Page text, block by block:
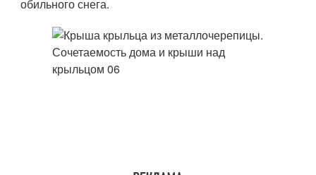
обильного снега.